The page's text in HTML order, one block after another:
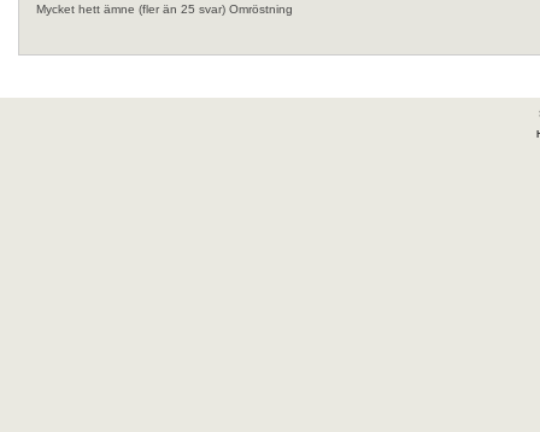
Mycket hett ämne (fler än 25 svar) Omröstning